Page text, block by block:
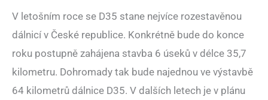
V letošním roce se D35 stane nejvíce rozestavěnou
dálnicí v České republice. Konkrétně bude do konce
roku postupně zahájena stavba 6 úseků v délce 35,7
kilometru. Dohromady tak bude najednou ve výstavbě
64 kilometrů dálnice D35. V dalších letech je v plánu